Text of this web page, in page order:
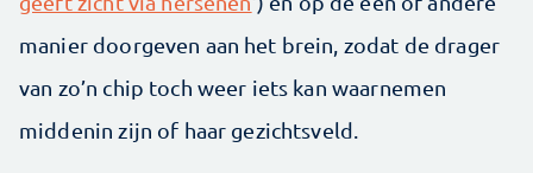
manier doorgeven aan het brein, zodat de drager
van zo’n chip toch weer iets kan waarnemen
middenin zijn of haar gezichtsveld.